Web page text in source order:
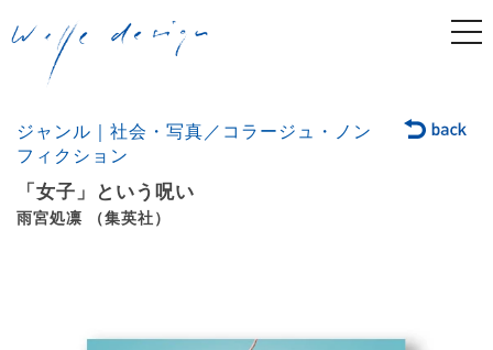
ジャンル｜社会・写真／コラージュ・ノン
フィクション
「女子」という呪い
雨宮処凛 （集英社）